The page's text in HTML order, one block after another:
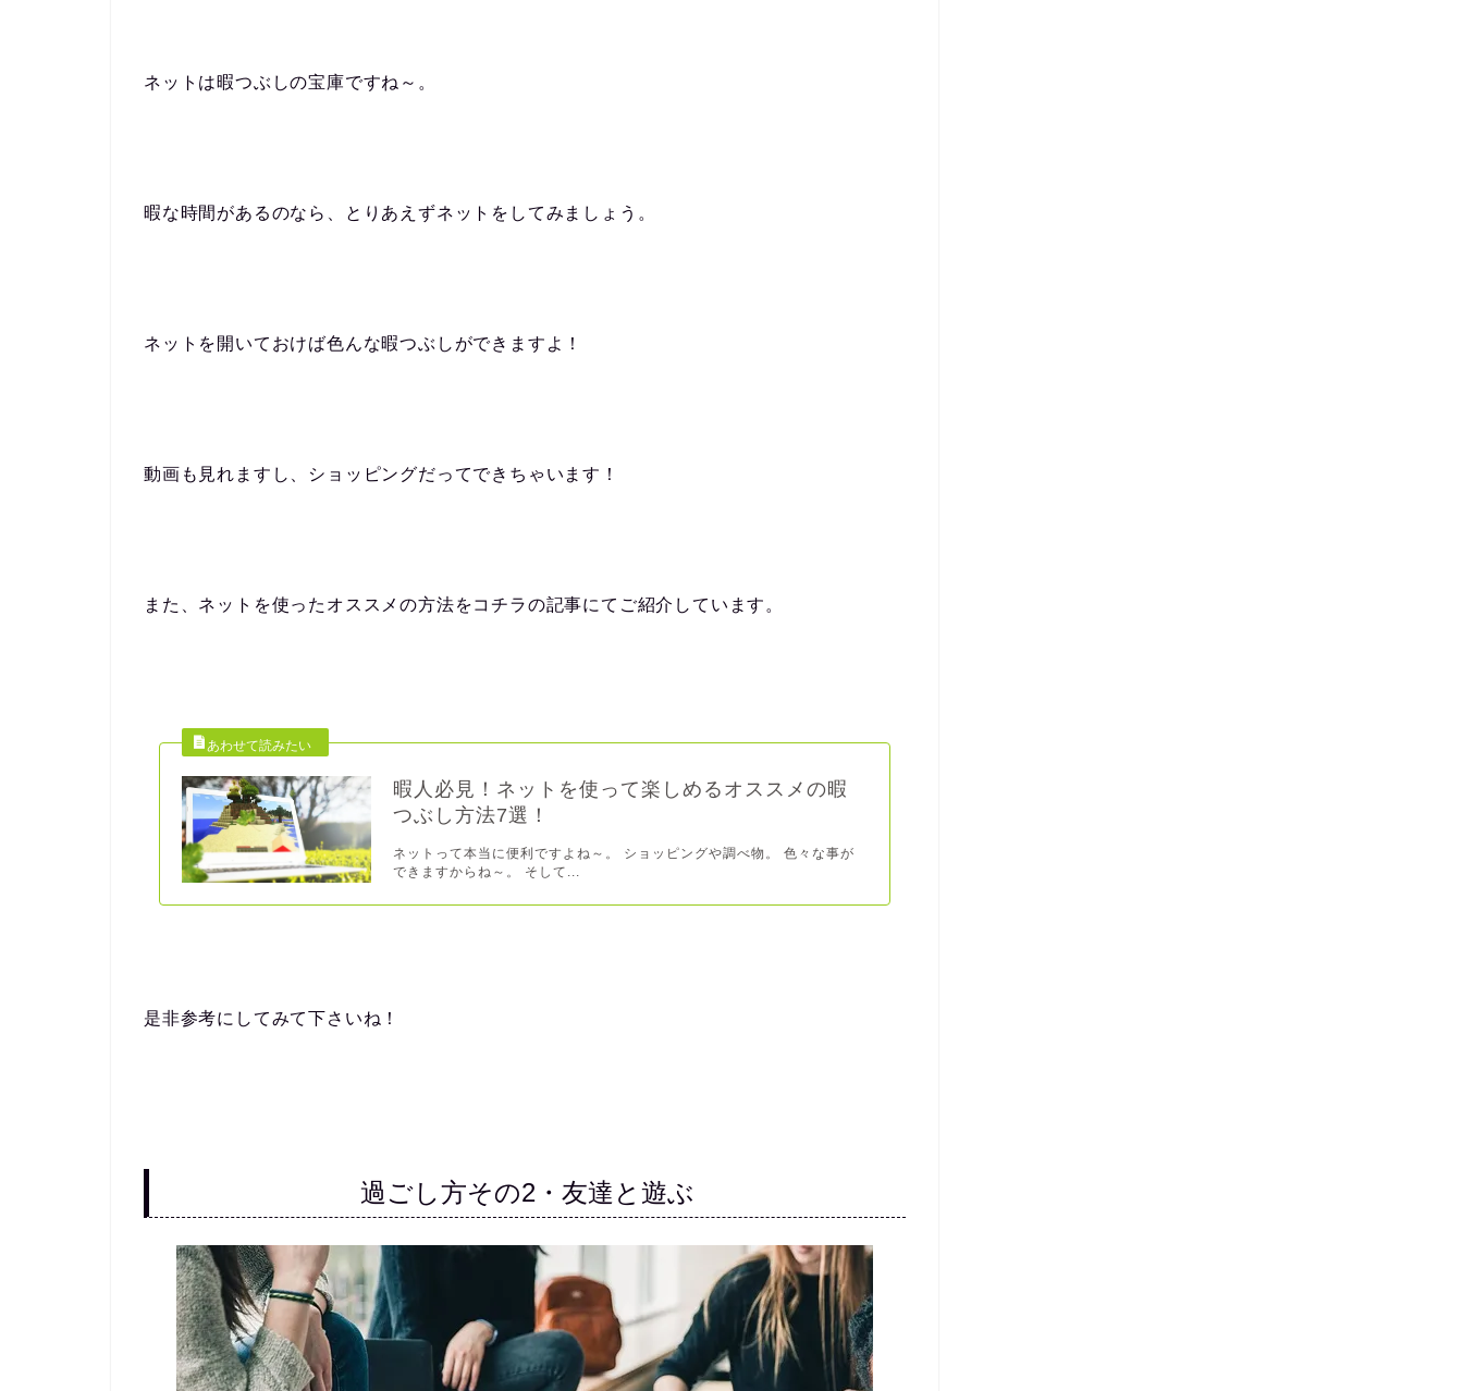
ネットは暇つぶしの宝庫ですね～。
暇な時間があるのなら、とりあえずネットをしてみましょう。
ネットを開いておけば色んな暇つぶしができますよ！
動画も見れますし、ショッピングだってできちゃいます！
また、ネットを使ったオススメの方法をコチラの記事にてご紹介しています。
暇人必見！ネットを使って楽しめるオススメの暇
つぶし方法7選！
ネットって本当に便利ですよね～。 ショッピングや調べ物。 色々な事が
できますからね～。 そして...
是非参考にしてみて下さいね！
過ごし方その2・友達と遊ぶ